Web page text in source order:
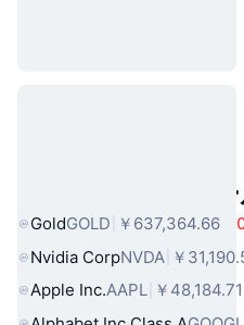
人気のリアルワ
GoldGOLD ￥637,364.66
Nvidia CorpNVDA ￥
Apple Inc.AAPL ￥48,184.71